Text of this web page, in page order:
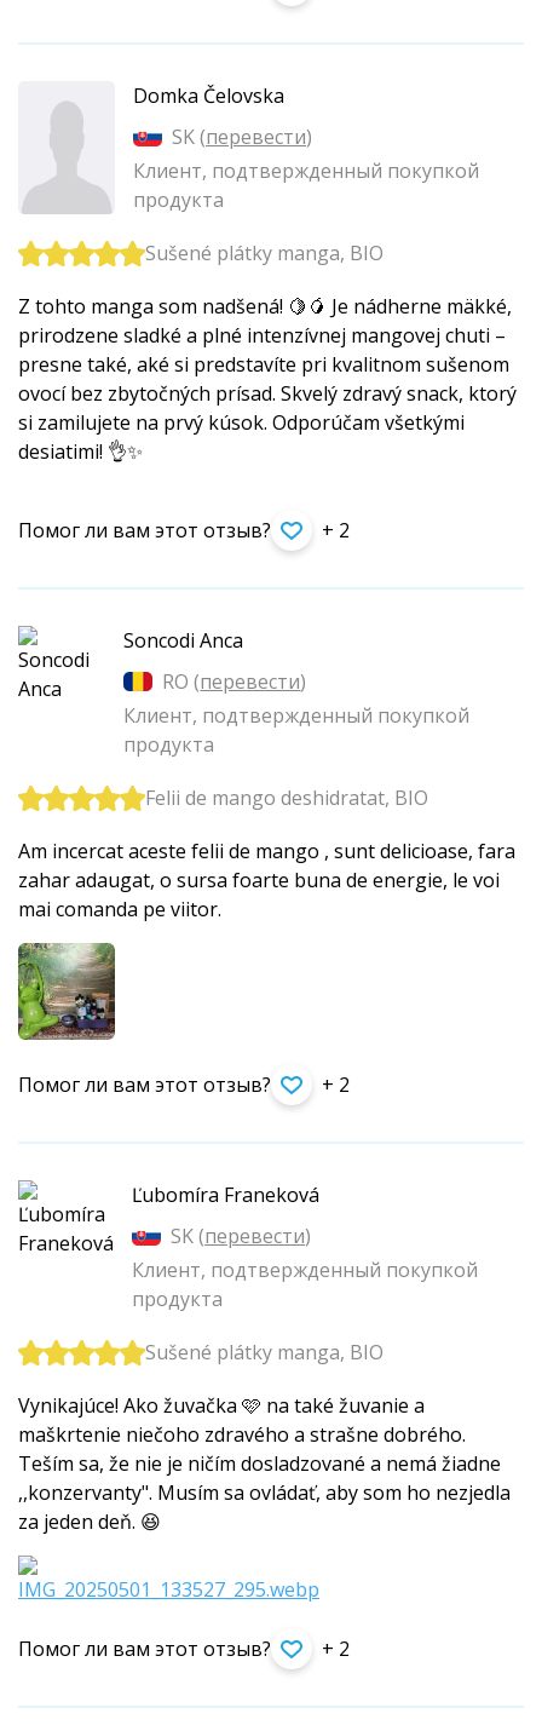
Domka Čelovska
SK (перевести)
Клиент, подтвержденный покупкой
продукта
Sušené plátky manga, BIO
Z tohto manga som nadšená! 🍋🥭 Je nádherne mäkké,
prirodzene sladké a plné intenzívnej mangovej chuti –
presne také, aké si predstavíte pri kvalitnom sušenom
ovocí bez zbytočných prísad. Skvelý zdravý snack, ktorý
si zamilujete na prvý kúsok. Odporúčam všetkými
desiatimi! 👌✨
Помог ли вам этот отзыв? + 2
Soncodi Anca
RO (перевести)
Клиент, подтвержденный покупкой
продукта
Felii de mango deshidratat, BIO
Am incercat aceste felii de mango , sunt delicioase, fara
zahar adaugat, o sursa foarte buna de energie, le voi
mai comanda pe viitor.
Помог ли вам этот отзыв? + 2
Ľubomíra Franeková
SK (перевести)
Клиент, подтвержденный покупкой
продукта
Sušené plátky manga, BIO
Vynikajúce! Ako žuvačka 🩷 na také žuvanie a
maškrtenie niečoho zdravého a strašne dobrého.
Teším sa, že nie je ničím dosladzované a nemá žiadne
,,konzervanty". Musím sa ovládať, aby som ho nezjedla
za jeden deň. 😆
Помог ли вам этот отзыв? + 2